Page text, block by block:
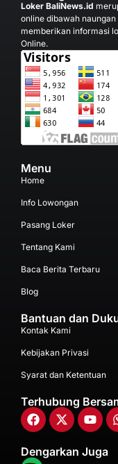
Loker BaliNews.id
online dibawah naungan
memberikan informasi
Online.
Menu
Home
Info Lowongan
Pasang Loker
Tentang Kami
Baca Berita Terbaru
Blog
Bantuan dan
Kontak Kami
Kebijakan Privasi
Syarat dan Ketentuan
Terhubung
Dengarkan Juga